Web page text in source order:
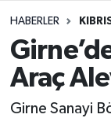
HABERLER
Araç
Girne Sanayi
MAGAZİN
SAĞLIK
SPOR
Süper Lig
Tüm
Son